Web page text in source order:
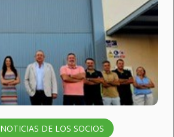
NOTICIAS DE LOS SOCIOS